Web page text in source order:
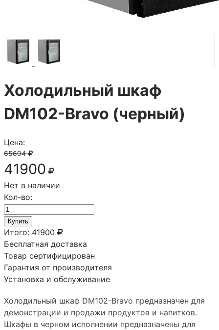
Холодильный шкаф
DM102-Bravo (черный)
Цена:
65604
41900
Нет в наличии
Кол-во:
Купить
Итого: 41900
Бесплатная доставка
Товар сертифицирован
Гарантия от производителя
Установка и обслуживание
Холодильный шкаф DM102-Bravo предназначен для
демонстрации и продажи продуктов и напитков.
Шкафы в черном исполнении предназначены для